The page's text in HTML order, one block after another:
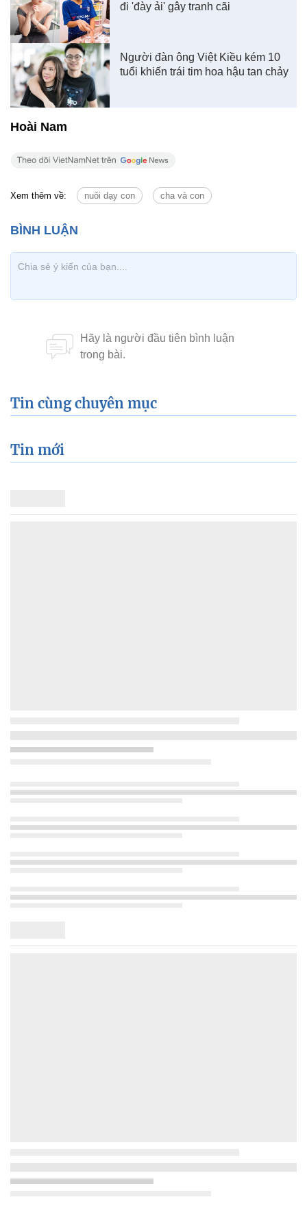
đi 'đày ải' gây tranh cãi
Người đàn ông Việt Kiều kém 10
tuổi khiến trái tim hoa hậu tan chảy
Hoài Nam
Xem thêm về: nuôi dạy con cha và con
Tin cùng chuyên mục
Tin mới